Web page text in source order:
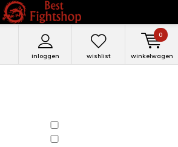
inloggen wishlist winkelwagen
0